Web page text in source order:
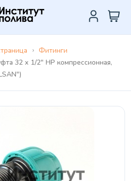
Фитинги
32 х 1/2" НР компрессионная,